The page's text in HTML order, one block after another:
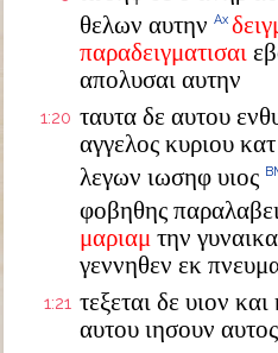
θελων αυτην Ax
παραδειγματισαι
απολυσαι αυτην
1:20 ταυτα δε αυτου
αγγελος κυριου
λεγων ιωσηφ υιος
φοβηθης
μαριαμ την
γεννηθεν εκ
1:21 τεξεται δε υιον
αυτου ιησουν